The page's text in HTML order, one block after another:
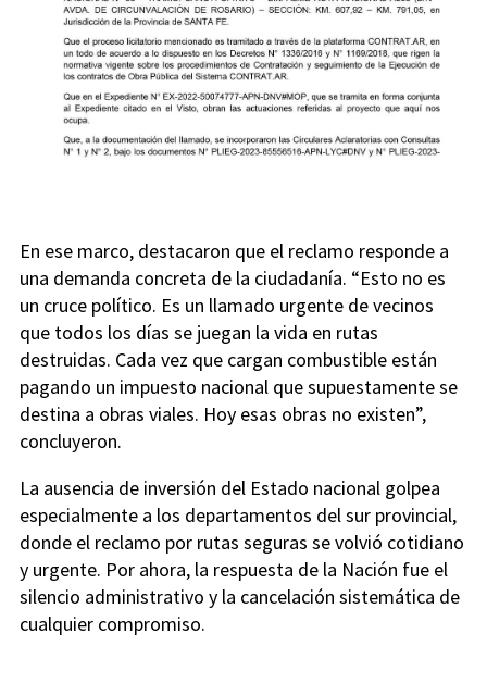
En ese marco, destacaron que el reclamo responde a
una demanda concreta de la ciudadanía. “Esto no es
un cruce político. Es un llamado urgente de vecinos
que todos los días se juegan la vida en rutas
destruidas. Cada vez que cargan combustible están
pagando un impuesto nacional que supuestamente se
destina a obras viales. Hoy esas obras no existen”,
concluyeron.
La ausencia de inversión del Estado nacional golpea
especialmente a los departamentos del sur provincial,
donde el reclamo por rutas seguras se volvió cotidiano
y urgente. Por ahora, la respuesta de la Nación fue el
silencio administrativo y la cancelación sistemática de
cualquier compromiso.